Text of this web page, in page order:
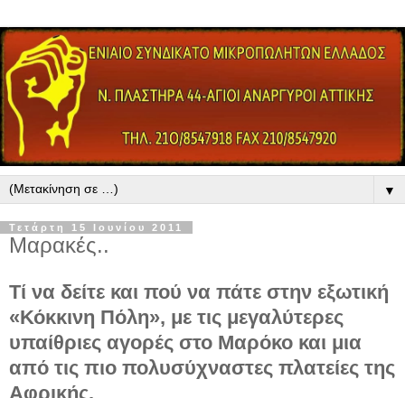
▼
Τετάρτη 15 Ιουνίου 2011
Μαρακές..
Τί να δείτε και πού να πάτε στην εξωτική
«Κόκκινη Πόλη», με τις μεγαλύτερες
υπαίθριες αγορές στο Μαρόκο και μια
από τις πιο πολυσύχναστες πλατείες της
Αφρικής.